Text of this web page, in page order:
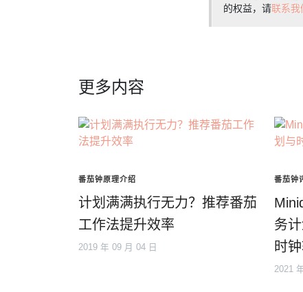
的权益，请联系我
更多内容
番茄钟原理介绍
计划满满执行无力？推荐番茄
工作法提升效率
2019 年 09 月 04 日
番茄钟
务
时
2021